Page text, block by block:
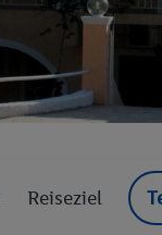
Reiseziel